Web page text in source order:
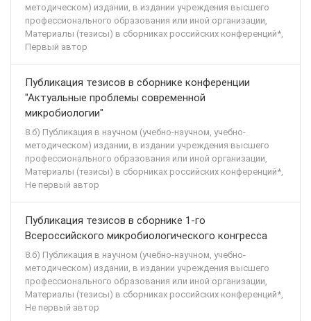
методическом) издании, в издании учреждения высшего
профессионального образования или иной организации,
Материалы (тезисы) в сборниках российских конференций*,
Первый автор
Публикация тезисов в сборнике конференции
"Актуальные проблемы современной
микробиологии"
8.б) Публикация в научном (учебно-научном, учебно-
методическом) издании, в издании учреждения высшего
профессионального образования или иной организации,
Материалы (тезисы) в сборниках российских конференций*,
Не первый автор
Публикация тезисов в сборнике 1-го
Всероссийского микробиологического конгресса
8.б) Публикация в научном (учебно-научном, учебно-
методическом) издании, в издании учреждения высшего
профессионального образования или иной организации,
Материалы (тезисы) в сборниках российских конференций*,
Не первый автор